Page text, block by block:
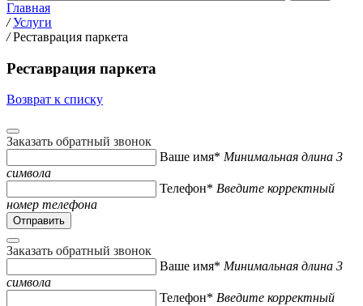
Главная
/ Услуги
/ Реставрация паркета
Реставрация паркета
Возврат к списку
Заказать обратный звонок
Ваше имя* Минимальная длина 3
символа
Телефон* Введите корректный
номер телефона
Заказать обратный звонок
Ваше имя* Минимальная длина 3
символа
Телефон* Введите корректный